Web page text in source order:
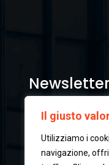
Il giusto
Utilizziamo i
navigazione,
Newsletter